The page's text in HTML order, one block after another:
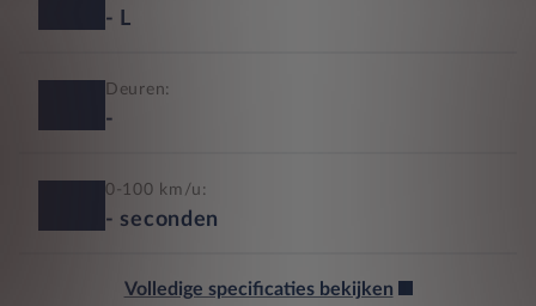
- L
Deuren:
-
0-100 km/u:
- seconden
Volledige specificaties bekijken